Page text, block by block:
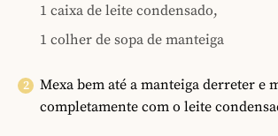
1 caixa de leite condensado,
1 colher de sopa de manteiga
Mexa bem até a manteiga derreter e
completamente com o leite